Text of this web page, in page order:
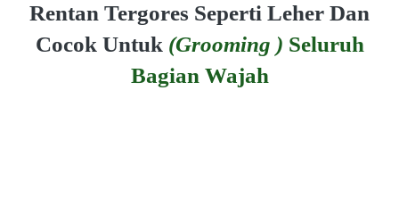
Rentan Tergores Seperti Leher Dan
Cocok Untuk (Grooming ) Seluruh
Bagian Wajah